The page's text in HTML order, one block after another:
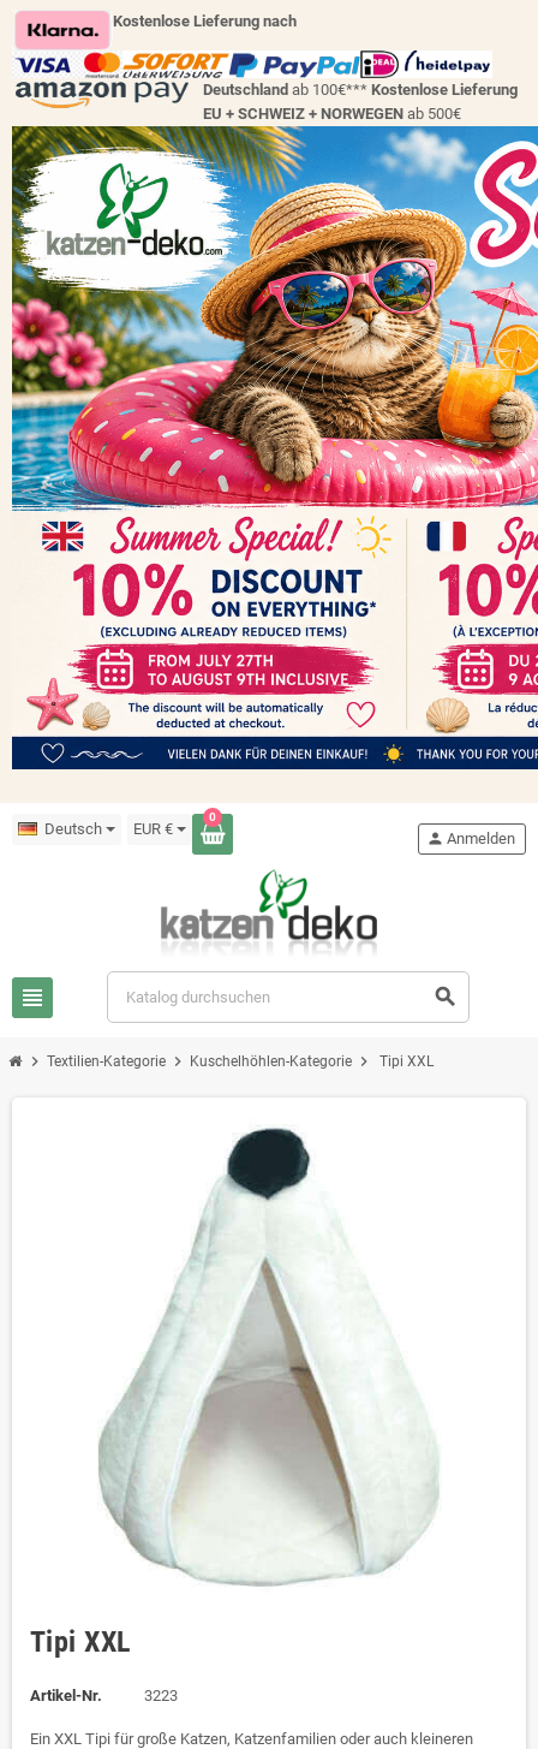
Kostenlose Lieferung nach
Deutschland ab 100€*** Kostenlose Lieferung
EU + SCHWEIZ + NORWEGEN ab 500€
Deutsch EUR €
0
view_headline search
person Anmelden
chevron_right Textilien-Kategorie chevron_right Kuschelhöhlen-Kategorie chevron_right Tipi XXL
Tipi XXL
Artikel-Nr. 3223
Ein XXL Tipi für große Katzen, Katzenfamilien oder auch kleineren